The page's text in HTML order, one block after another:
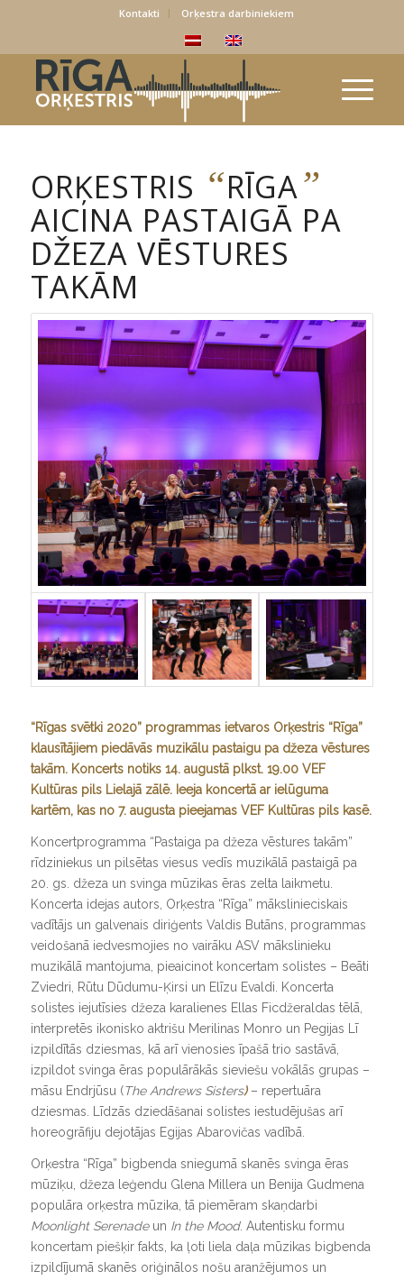
Kontakti Orķestra darbiniekiem
ORĶESTRIS “RĪGA”
AICINA PASTAIGĀ PA
DŽEZA VĒSTURES
TAKĀM
“Rīgas svētki 2020” programmas ietvaros Orķestris “Rīga”
klausītājiem piedāvās muzikālu pastaigu pa džeza vēstures
takām. Koncerts notiks 14. augustā plkst. 19.00 VEF
Kultūras pils Lielajā zālē. Ieeja koncertā ar ielūguma
kartēm, kas no 7. augusta pieejamas VEF Kultūras pils kasē.
Koncertprogramma “Pastaiga pa džeza vēstures takām”
rīdziniekus un pilsētas viesus vedīs muzikālā pastaigā pa
20. gs. džeza un svinga mūzikas ēras zelta laikmetu.
Koncerta idejas autors, Orķestra “Rīga” mākslinieciskais
vadītājs un galvenais diriģents Valdis Butāns, programmas
veidošanā iedvesmojies no vairāku ASV mākslinieku
muzikālā mantojuma, pieaicinot koncertam solistes – Beāti
Zviedri, Rūtu Dūdumu-Ķirsi un Elīzu Evaldi. Koncerta
solistes iejutīsies džeza karalienes Ellas Ficdžeraldas tēlā,
interpretēs ikonisko aktrišu Merilinas Monro un Pegijas Lī
izpildītās dziesmas, kā arī vienosies īpašā trio sastāvā,
izpildot svinga ēras populārākās sieviešu vokālās grupas –
māsu Endrjūsu (The Andrews Sisters)– repertuāra
dziesmas. Līdzās dziedāšanai solistes iestudējušas arī
horeogrāfiju dejotājas Egijas Abarovičas vadībā.
Orķestra “Rīga” bigbenda sniegumā skanēs svinga ēras
mūziķu, džeza leģendu Glena Millera un Benija Gudmena
populāra orķestra mūzika, tā piemēram skaņdarbi
Moonlight Serenadeun In the Mood. Autentisku formu
koncertam piešķir fakts, ka ļoti liela daļa mūzikas bigbenda
izpildījumā skanēs oriģinālos nošu aranžējumos un